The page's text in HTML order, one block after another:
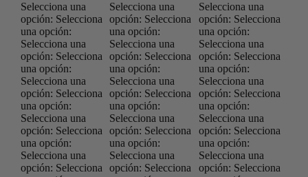
Selecciona una
opción: Selecciona
una opción:
Selecciona una
opción: Selecciona
una opción:
Selecciona una
opción: Selecciona
una opción:
Selecciona una
opción: Selecciona
una opción:
Selecciona una
opción: Selecciona
Selecciona una
opción: Selecciona
una opción:
Selecciona una
opción: Selecciona
una opción:
Selecciona una
opción: Selecciona
una opción:
Selecciona una
opción: Selecciona
una opción:
Selecciona una
opción: Selecciona
Selecciona una
opción: Selecciona
una opción:
Selecciona una
opción: Selecciona
una opción:
Selecciona una
opción: Selecciona
una opción:
Selecciona una
opción: Selecciona
una opción:
Selecciona una
opción: Selecciona